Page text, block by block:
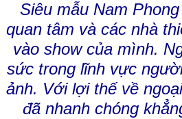
Siêu mẫu Nam
quan tâm và các nhà
vào show của mình.
sức trong lĩnh vực
ảnh. Với lợi thế về
đã nhanh chóng